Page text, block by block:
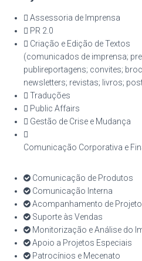
Assessoria de Imprensa
PR 2.0
Criação e Edição de Textos
(comunicados de imprensa;
publireportagens; convites;
newsletters; revistas; livros;
Traduções
Public Affairs
Gestão de Crise e Mudança
Comunicação Corporativa e
Comunicação de Produtos
Comunicação Interna
Acompanhamento de
Suporte às Vendas
Monitorização e Análise do
Apoio a Projetos Especiais
Patrocínios e Mecenato